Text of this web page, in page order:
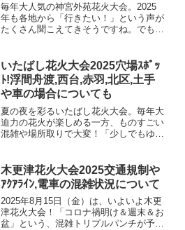
毎年大人気の神宮外苑花火大会。2025
年も各地から「行きたい！」という声が
たくさん聞こえてきそうですね。でも、
どうなるの？」というところ。今回は実
際の値段や予約方法、そ...
いたばし花火大会2025穴場ｽﾎﾟｯ
ﾄ!浮間舟渡,西台,赤羽,北区,土手
や車の場合についても
夏の夜を彩るいたばし花火大会。毎年大
迫力の花火が楽しめる一方、ものすごい
混雑や場所取りで大変！「少しでもゆっ
く聞きます。そんな方に向けて、浮間舟
渡・西台・赤羽・北区エリ...
木更津花火大会2025交通規制や
ｱｸｱﾗｲﾝ,電車の混雑状況について
2025年8月15日（金）は、いよいよ木更
津花火大会！「コロナ禍明け＆週末＆お
盆」という、混雑トリプルパンチが予想